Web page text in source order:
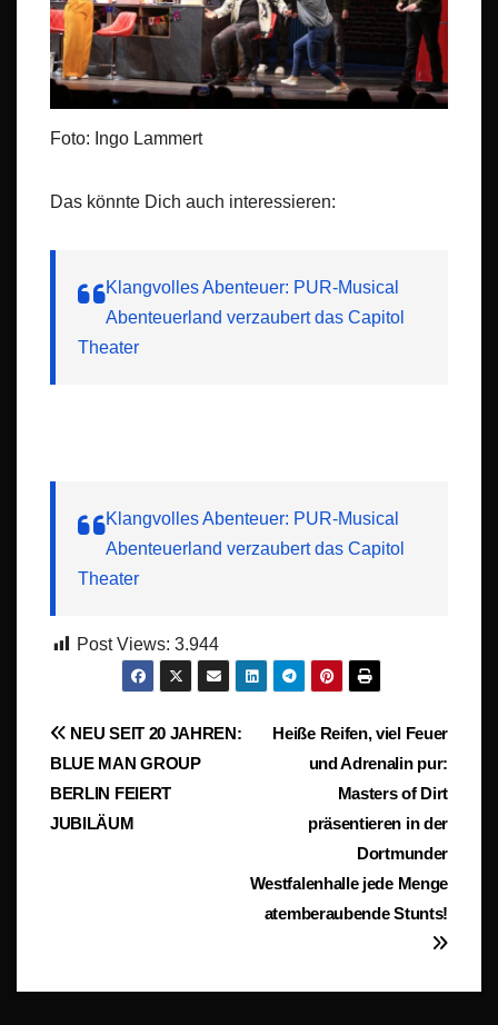
Foto: Ingo Lammert
Das könnte Dich auch interessieren:
Klangvolles Abenteuer: PUR-Musical
Abenteuerland verzaubert das Capitol
Theater
Klangvolles Abenteuer: PUR-Musical
Abenteuerland verzaubert das Capitol
Theater
Post Views: 3.944
Beitragsnavigation
Heiße Reifen, viel Feuer
und Adrenalin pur:
Masters of Dirt
präsentieren in der
Dortmunder
Westfalenhalle jede Menge
atemberaubende Stunts!
NEU SEIT 20 JAHREN:
BLUE MAN GROUP
BERLIN FEIERT
JUBILÄUM